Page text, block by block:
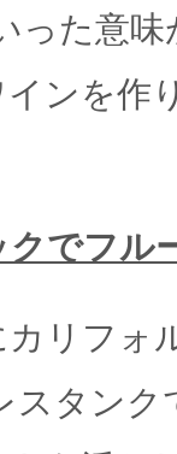
った意
ンを作
でフル
リフォ
スタン